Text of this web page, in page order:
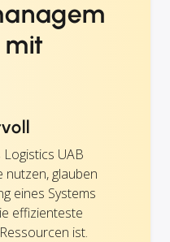
mit
UAB
nutzen, glauben
eines Systems
effizienteste
ist.